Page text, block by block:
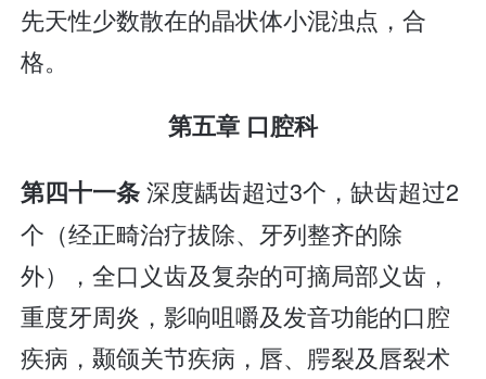
先天性少数散在的晶状体小混浊点，合
格。
第五章 口腔科
第四十一条深度龋齿超过3个，缺齿超过2
个（经正畸治疗拔除、牙列整齐的除
外），全口义齿及复杂的可摘局部义齿，
重度牙周炎，影响咀嚼及发音功能的口腔
疾病，颞颌关节疾病，唇、腭裂及唇裂术